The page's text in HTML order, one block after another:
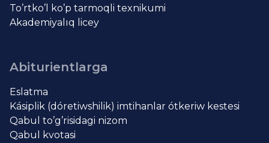
To’rtko’l ko’p tarmoqli texnikumi
Akademiyalıq licey
Abiturientlarga
Eslatma
Kásiplik (dóretiwshilik) imtihanlar ótkeriw kestesi
Qabul to’g’risidagi nizom
Qabul kvotasi